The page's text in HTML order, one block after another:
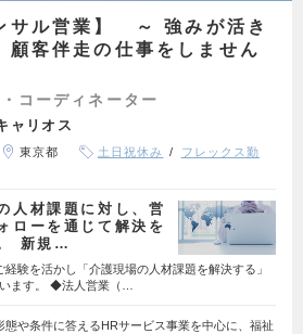
サル営業】 ～ 強みが活き
顧客伴走の仕事をしません
コーディネーター
ャリオス
東京都 土日祝休み
フレックス勤
人材課題に対し、営
ローを通じて解決を
新規…
験を活かし「介護現場の人材課題を解決する」
ます。 ◆法人営業（…
態や条件に答えるHRサービス事業を中心に、福祉